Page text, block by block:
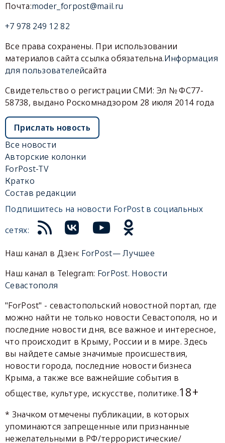
Почта:moder_forpost@mail.ru
+7 978 249 12 82
Все права сохранены. При использовании
материалов сайта ссылка обязательна.Информация
для пользователейсайта
Свидетельство о регистрации СМИ: Эл № ФС77-
58738, выдано Роскомнадзором 28 июля 2014 года
Прислать новость
Все новости
Авторские колонки
ForPost-TV
Кратко
Состав редакции
Подпишитесь на новости ForPost в социальных
сетях:
Наш канал в Дзен: ForPost— Лучшее
Наш канал в Telegram: ForPost. Новости
Севастополя
"ForPost" - севастопольский новостной портал, где
можно найти не только новости Севастополя, но и
последние новости дня, все важное и интересное,
что происходит в Крыму, России и в мире. Здесь
вы найдете самые значимые происшествия,
новости города, последние новости бизнеса
Крыма, а также все важнейшие события в
обществе, культуре, искусстве, политике.18+
* Значком отмечены публикации, в которых
упоминаются запрещенные или признанные
нежелательными в РФ/террористические/